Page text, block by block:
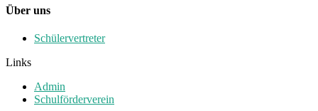
Über uns
Schülervertreter
Links
Admin
Schulförderverein